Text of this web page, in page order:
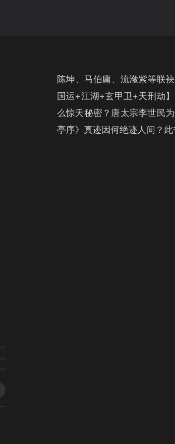
陈坤、马伯庸、流潋紫等联
国运+江湖+玄甲卫+天刑劫
么惊天秘密？唐太宗李世民
亭序》真迹因何绝迹人间？此